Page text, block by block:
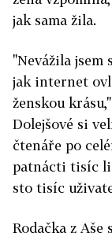
jak sama žila.
"Nevážila jsem
jak internet
ženskou
Dolejšové si
čtenáře po
patnácti tisíc
sto tisíc
Rodačka z